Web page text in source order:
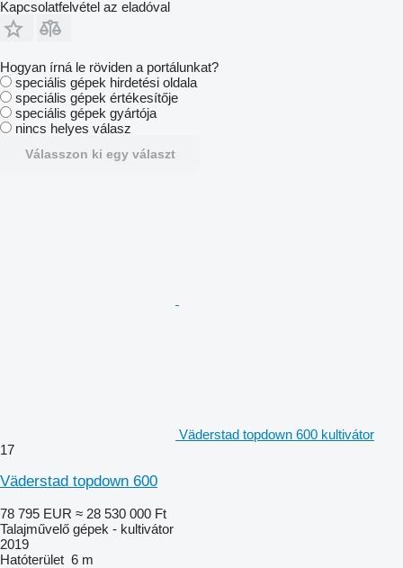
Kapcsolatfelvétel az eladóval
Hogyan írná le röviden a portálunkat?
speciális gépek hirdetési oldala
speciális gépek értékesítője
speciális gépek gyártója
nincs helyes válasz
Válasszon ki egy választ
Väderstad topdown 600 kultivátor
17
Väderstad topdown 600
78 795 EUR ≈ 28 530 000 Ft
Talajművelő gépek - kultivátor
2019
Hatóterület 6 m